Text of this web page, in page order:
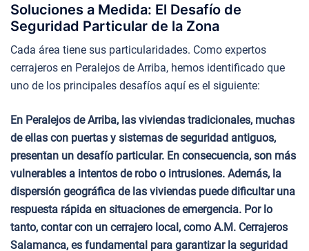
Soluciones a Medida: El Desafío de
Seguridad Particular de la Zona
Cada área tiene sus particularidades. Como expertos
cerrajeros en Peralejos de Arriba, hemos identificado que
uno de los principales desafíos aquí es el siguiente:
En Peralejos de Arriba, las viviendas tradicionales, muchas
de ellas con puertas y sistemas de seguridad antiguos,
presentan un desafío particular. En consecuencia, son más
vulnerables a intentos de robo o intrusiones. Además, la
dispersión geográfica de las viviendas puede dificultar una
respuesta rápida en situaciones de emergencia. Por lo
tanto, contar con un cerrajero local, como A.M. Cerrajeros
Salamanca, es fundamental para garantizar la seguridad